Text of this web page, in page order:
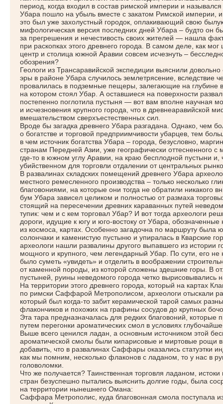
период, когда входил в состав римской империи и
Убара пошло на убыль вместе с закатом Римской империи, и
это был уже захолустный городок, оплакивающий свою
мифологическая версия последних дней Убара – будто он
за прегрешения и нечестивость своих жителей — нашла
при раскопках этого древнего города. В самом деле, как
центр и столица южной Аравии совсем исчезнуть –
обозрения?
Геологи из Трансаравийской экспедиции выяснили
эры в районе Убара случилось землетрясение, вследствие
провалилась в подземные пещеры, залегающие на глубине
на котором стоял Убар. А оставшиеся на поверхности
постепенно поглотила пустыня — вот вам вполне научная
и исчезновения крупного города, что в древнеаравийской
вмешательством сверхъестественных сил.
Вроде бы загадка древнего Убара разгадана. Однако, чем
о богатстве и торговой предприимчивости убарцев, тем
в чем источник богатства Убара – города, безусловно,
странам Передней Азии, уже географически оттесненного с
где-то в южном углу Аравии, на краю бесплодной пустыни и,
убийственном для торговли отдалении от центральных
В развалинах складских помещений древнего Убара
местного ремесленного производства – только несколько
благовониями, на которые они тогда не обратили никакого
бум Убара зависел целиком и полностью от размаха
стоящий на пересечении древних караванных путей
тупик: чем и с кем торговал Убар? И вот тогда археологи
дороги, идущие к югу и юго-востоку от Убара, обозначенные
из космоса, картах. Особенно загадочна по маршруту была
солончаки и каменистую пустыню и упиралась в Кварские
археологи нашли развалины другого выпавшего из истории
мощного и крупного, чем легендарный Убар. По сути, его
было суметь «увидеть» и отделить в воображении
от каменной породы, из которой сложены здешние горы. В
пустыней, руины неведомого города четко вырисовывались
На территории этого древнего города, который на картах
по римски Саффарой Метрополисом, археологи отыскали
который был когда-то забит керамической тарой самых
флакончиков и похожих на графины сосудов до крупных
Эта тара предназначалась для редких благовоний,
путем перегонки ароматических смол в условиях
Выше всего ценился ладан, а основным источником этой
ароматической смолы были кипарисовые и миртовые рощи в
добавить, что в развалинах Саффары оказались статуэтки
как мы помним, несколько флаконов с ладаном, то у нас в
головоломки.
Что же получается? Таинственная торговля ладаном,
стран безуспешно пытались выяснить долгие годы, была
на территории нынешнего Омана:
Саффара Метрополис, куда благовонная смола поступала